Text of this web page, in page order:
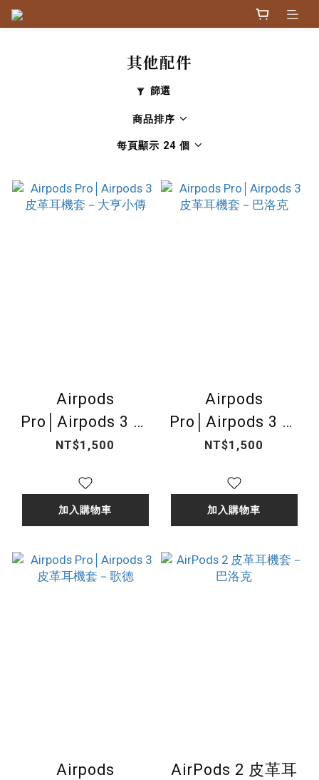
其他配件
篩選
商品排序
每頁顯示 24 個
Airpods
Pro│Airpods 3 皮
革耳機套－大亨小
NT$1,500
加入購物車
Airpods
Pro│Airpods 3 皮
革耳機套－巴洛克
NT$1,500
加入購物車
Airpods
AirPods 2 皮革耳